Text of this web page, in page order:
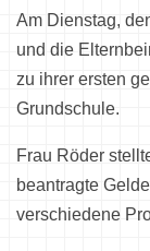
Am Dienstag,
und die
zu ihrer ersten
Grundschule.
Frau Röder
beantragte
verschiedene